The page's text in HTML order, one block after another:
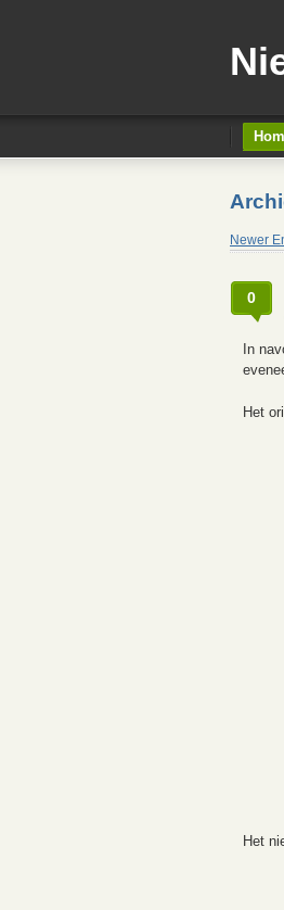
Newer
0
In
Het
Het